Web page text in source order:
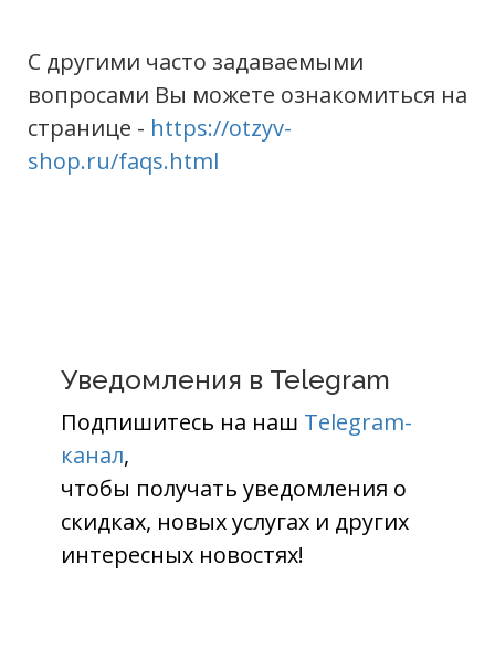
С другими часто задаваемыми
вопросами Вы можете ознакомиться на
странице - https://otzyv-
shop.ru/faqs.html
Уведомления в Telegram
Подпишитесь на наш Telegram-
канал,
чтобы получать уведомления о
скидках, новых услугах и других
интересных новостях!